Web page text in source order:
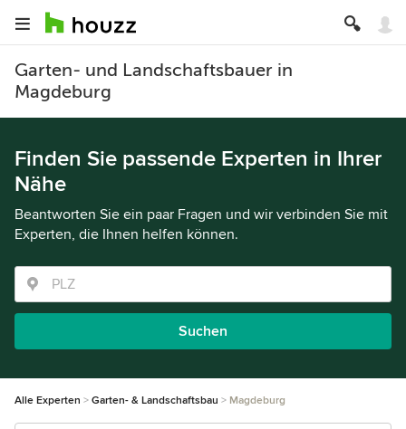
Garten- und Landschaftsbauer in
Magdeburg
Finden Sie passende Experten in Ihrer
Nähe
Beantworten Sie ein paar Fragen und wir verbinden Sie mit
Experten, die Ihnen helfen können.
Suchen
Alle Experten Garten- & Landschaftsbau Magdeburg